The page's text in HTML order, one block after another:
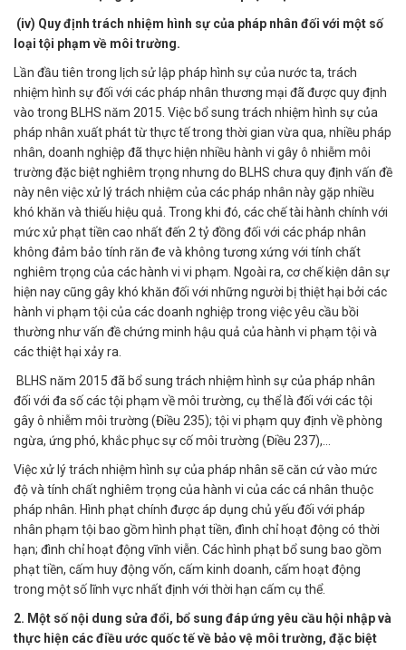
(iv) Quy định trách nhiệm hình sự của pháp nhân đối với một số
loại tội phạm về môi trường.
Lần đầu tiên trong lịch sử lập pháp hình sự của nước ta, trách
nhiệm hình sự đối với các pháp nhân thương mại đã được quy định
vào trong BLHS năm 2015. Việc bổ sung trách nhiệm hình sự của
pháp nhân xuất phát từ thực tế trong thời gian vừa qua, nhiều pháp
nhân, doanh nghiệp đã thực hiện nhiều hành vi gây ô nhiễm môi
trường đặc biệt nghiêm trọng nhưng do BLHS chưa quy định vấn đề
này nên việc xử lý trách nhiệm của các pháp nhân này gặp nhiều
khó khăn và thiếu hiệu quả. Trong khi đó, các chế tài hành chính với
mức xử phạt tiền cao nhất đến 2 tỷ đồng đối với các pháp nhân
không đảm bảo tính răn đe và không tương xứng với tính chất
nghiêm trọng của các hành vi vi phạm. Ngoài ra, cơ chế kiện dân sự
hiện nay cũng gây khó khăn đối với những người bị thiệt hại bởi các
hành vi phạm tội của các doanh nghiệp trong việc yêu cầu bồi
thường như vấn đề chứng minh hậu quả của hành vi phạm tội và
các thiệt hại xảy ra.
BLHS năm 2015 đã bổ sung trách nhiệm hình sự của pháp nhân
đối với đa số các tội phạm về môi trường, cụ thể là đối với các tội
gây ô nhiễm môi trường (Điều 235); tội vi phạm quy định về phòng
ngừa, ứng phó, khắc phục sự cố môi trường (Điều 237),…
Việc xử lý trách nhiệm hình sự của pháp nhân sẽ căn cứ vào mức
độ và tính chất nghiêm trọng của hành vi của các cá nhân thuộc
pháp nhân. Hình phạt chính được áp dụng chủ yếu đối với pháp
nhân phạm tội bao gồm hình phạt tiền, đình chỉ hoạt động có thời
hạn; đình chỉ hoạt động vĩnh viễn. Các hình phạt bổ sung bao gồm
phạt tiền, cấm huy động vốn, cấm kinh doanh, cấm hoạt động
trong một số lĩnh vực nhất định với thời hạn cấm cụ thể.
2. Một số nội dung sửa đổi, bổ sung đáp ứng yêu cầu hội nhập và
thực hiện các điều ước quốc tế về bảo vệ môi trường, đặc biệt